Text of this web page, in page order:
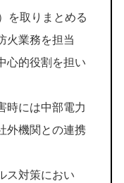
を取りまとめる
火業務を担当
心的役割を担い
時には中部電力
外機関との連携
ス対策におい